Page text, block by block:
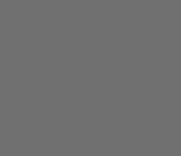
viele